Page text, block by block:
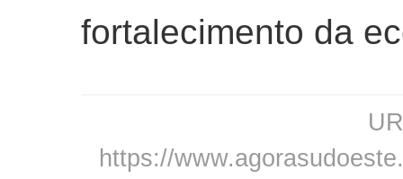
fortalecimento da
https://